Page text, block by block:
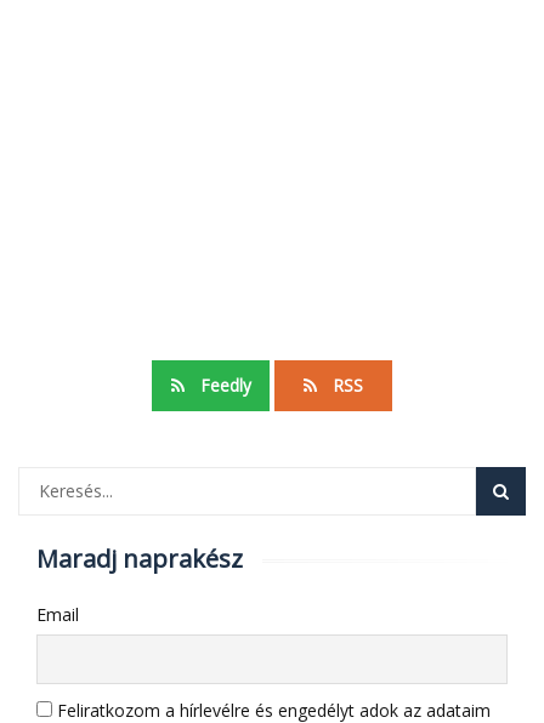
Feedly RSS
Maradj naprakész
Email
Feliratkozom a hírlevélre és engedélyt adok az adataim